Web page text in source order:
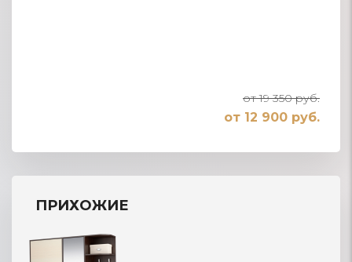
от 19 350 руб.
от 12 900 руб.
ПРИХОЖИЕ